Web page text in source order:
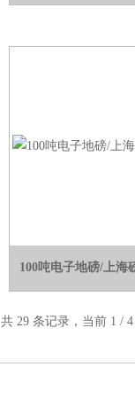
100吨电子地磅/上海
共 29 条记录，当前 1